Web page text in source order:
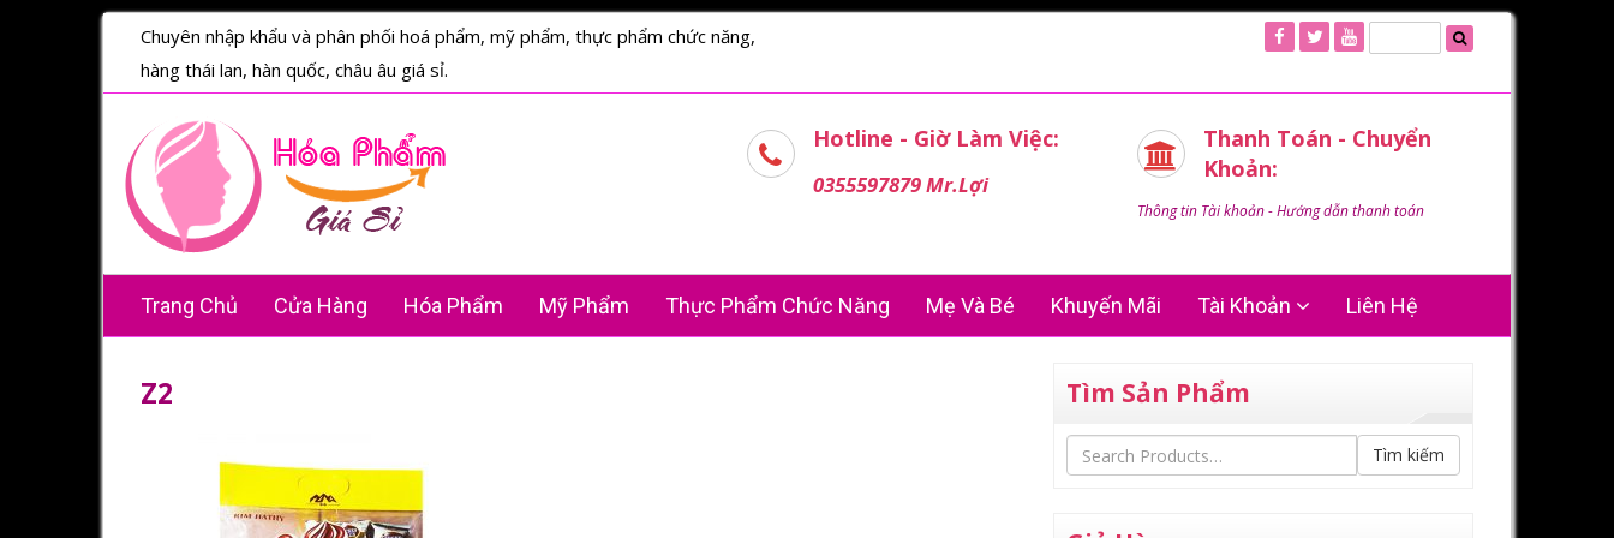
Chuyên nhập khẩu và phân phối hoá phẩm, mỹ phẩm, thực phẩm chức năng,
hàng thái lan, hàn quốc, châu âu giá sỉ.
Hotline - Giờ Làm Việc:
0355597879 Mr.Lợi
Thanh Toán - Chuyển
Khoản:
Thông tin Tài khoản - Hướng dẫn thanh toán
Trang Chủ Cửa Hàng Hóa Phẩm Mỹ Phẩm Thực Phẩm Chức Năng Mẹ Và Bé Khuyến Mãi Tài Khoản Liên Hệ
Z2 Tìm Sản Phẩm
Tìm kiếm